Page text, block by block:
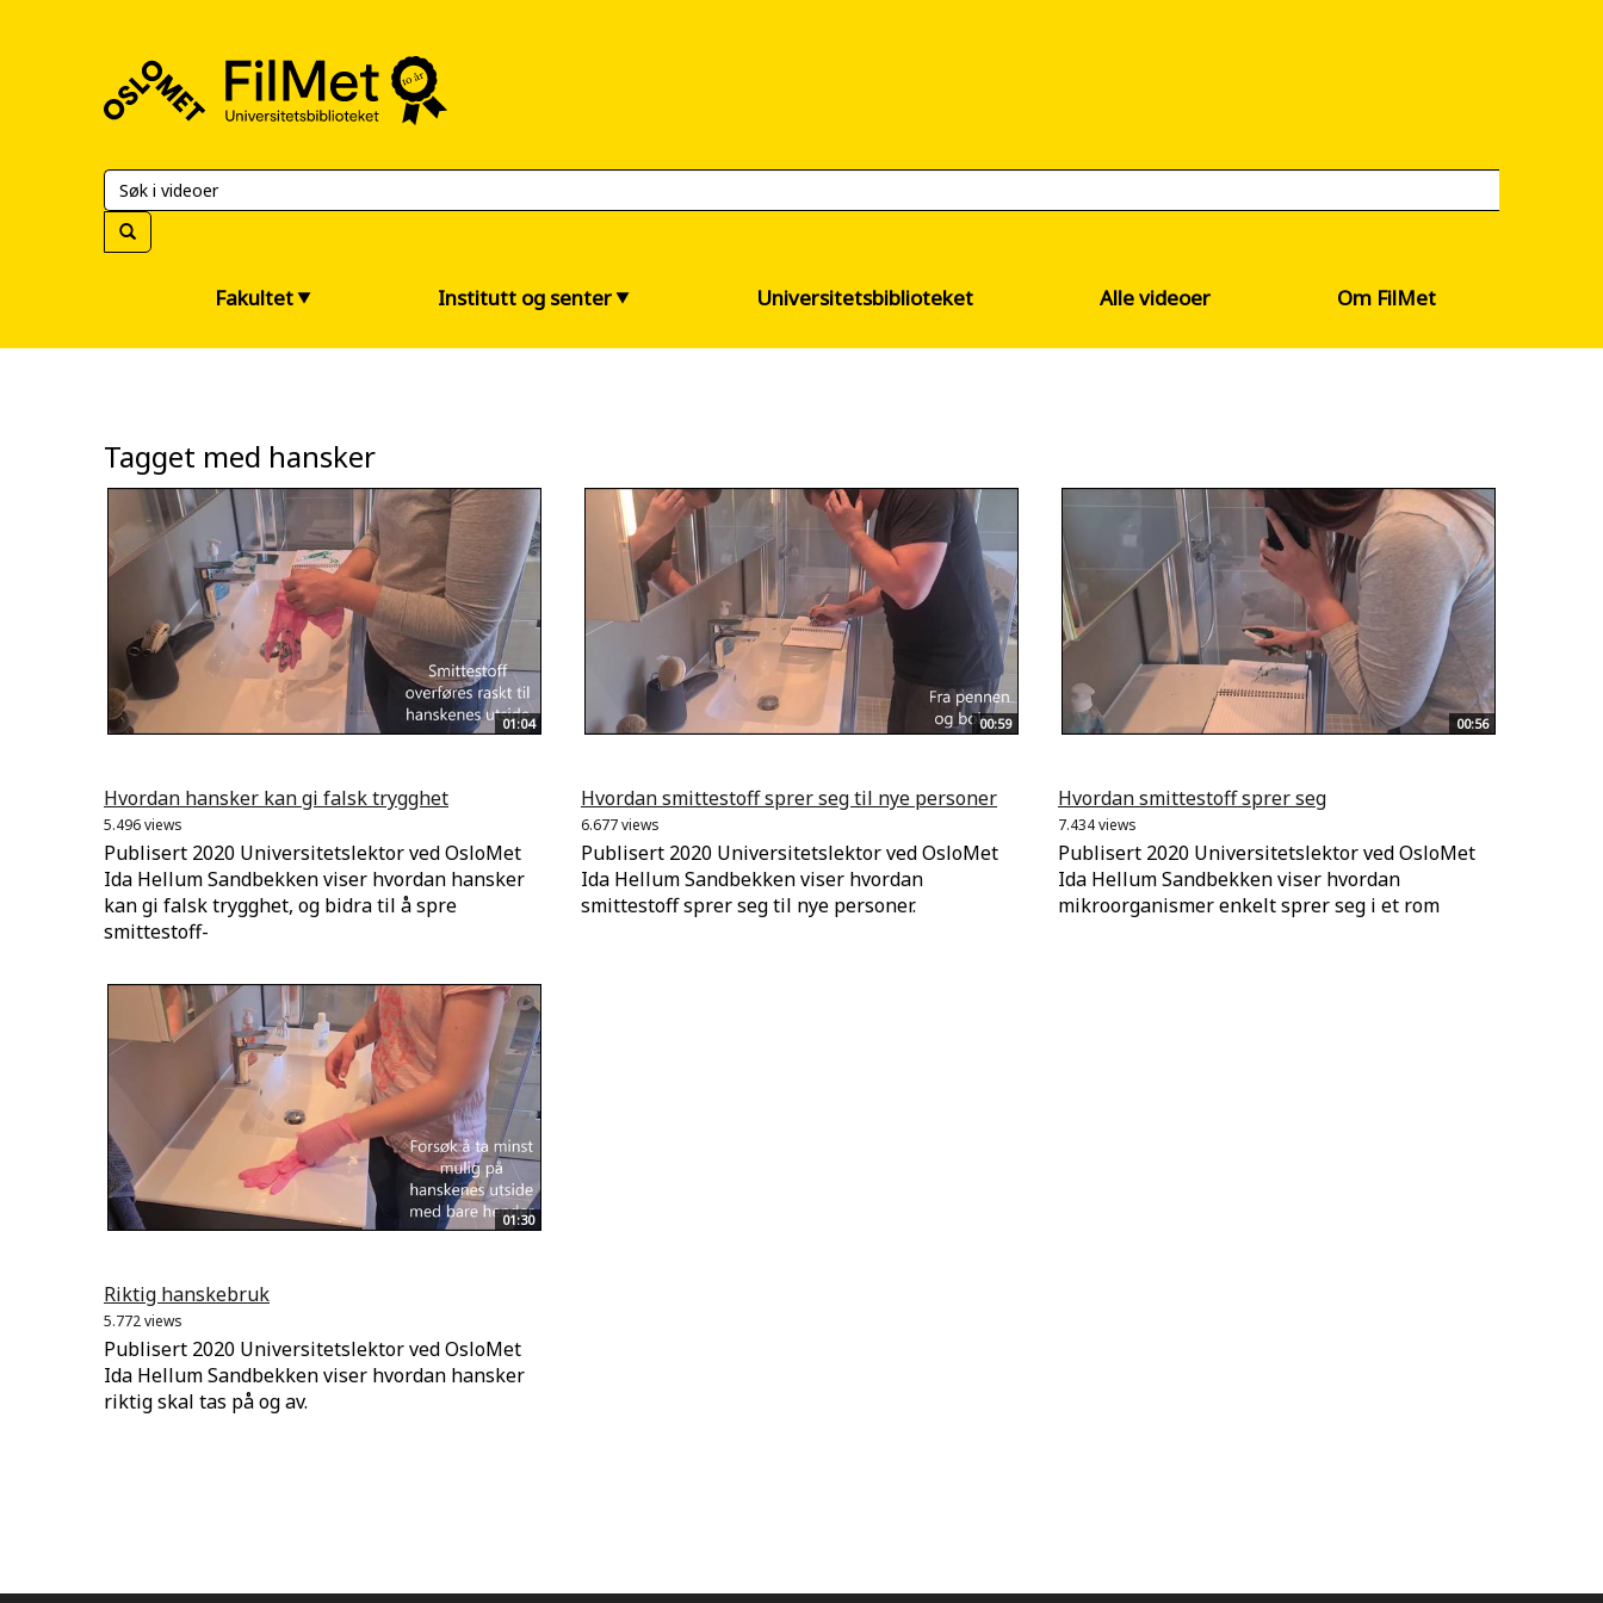
Universitetsbiblioteket
Fakultet Institutt og senter Universitetsbiblioteket Alle videoer Om FilMet
Tagget med hansker
01:04
Hvordan hansker kan gi falsk trygghet
5.496 views
Publisert 2020 Universitetslektor ved OsloMet
Ida Hellum Sandbekken viser hvordan hansker
kan gi falsk trygghet, og bidra til å spre
smittestoff-
00:59
Hvordan smittestoff sprer seg til nye personer
6.677 views
Publisert 2020 Universitetslektor ved OsloMet
Ida Hellum Sandbekken viser hvordan
smittestoff sprer seg til nye personer.
00:56
Hvordan smittestoff sprer seg
7.434 views
Publisert 2020 Universitetslektor ved OsloMet
Ida Hellum Sandbekken viser hvordan
mikroorganismer enkelt sprer seg i et rom
01:30
Riktig hanskebruk
5.772 views
Publisert 2020 Universitetslektor ved OsloMet
Ida Hellum Sandbekken viser hvordan hansker
riktig skal tas på og av.